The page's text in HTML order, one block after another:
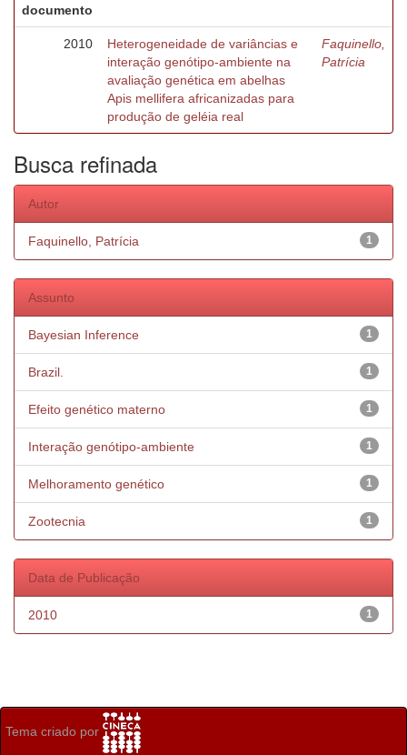
documento
2010
Heterogeneidade de variâncias e
interação genótipo-ambiente na
avaliação genética em abelhas
Apis mellifera africanizadas para
produção de geléia real
Faquinello,
Patrícia
Busca refinada
Autor
1
Faquinello, Patrícia
Assunto
1
Bayesian Inference
1
Brazil.
1
Efeito genético materno
1
Interação genótipo-ambiente
1
Melhoramento genético
1
Zootecnia
Data de Publicação
1
2010
Tema criado por